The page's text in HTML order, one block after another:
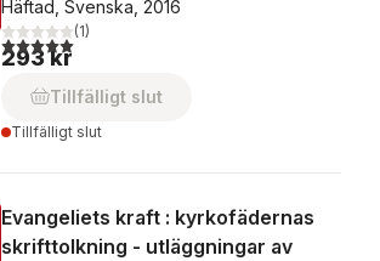
Häftad, Svenska, 2016
5,0utav 5 stjärnor. Totalt antal röster:
(1)
293 kr
Tillfälligt slut
Tillfälligt slut
Evangeliets kraft : kyrkofädernas
skrifttolkning - utläggningar av